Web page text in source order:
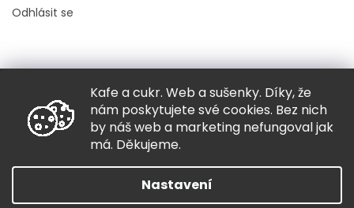
Kafe a cukr. Web a sušenky. Díky, že
nám poskytujete své cookies. Bez nich
by náš web a marketing nefungoval jak
má. Děkujeme.
Nastavení
Odhlásit se
Copyright 2026Hugo chodí bos. Všechna práva vyhrazena.
Grafický návrh vytvořil a nakódovalShoptak.cz